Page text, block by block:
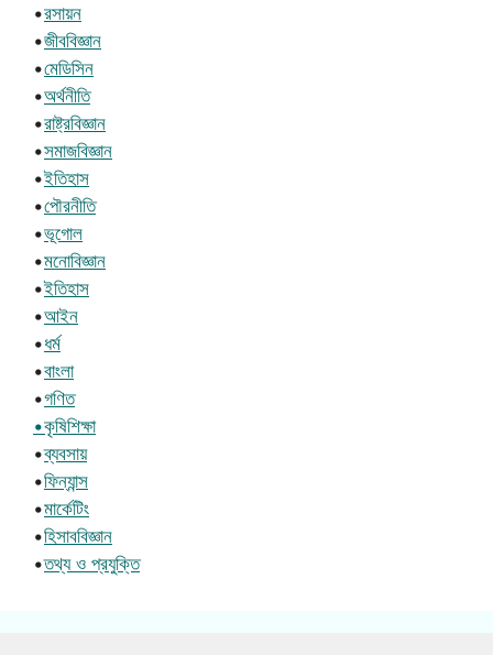
•রসায়ন
•জীববিজ্ঞান
•মেডিসিন
•অর্থনীতি
•রাষ্ট্রবিজ্ঞান
•সমাজবিজ্ঞান
•ইতিহাস
•পৌরনীতি
•ভূগোল
•মনোবিজ্ঞান
•ইতিহাস
•আইন
•ধর্ম
•বাংলা
•গণিত
•কৃষিশিক্ষা
•ব্যবসায়
•ফিন্যান্স
•মার্কেটিং
•হিসাববিজ্ঞান
•তথ্য ও প্রযুক্তি